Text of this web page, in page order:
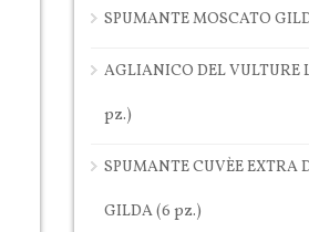
SPUMANTE MOSCATO
AGLIANICO DEL VULTURE
pz.)
SPUMANTE CUVÈE EXTRA
GILDA (6 pz.)